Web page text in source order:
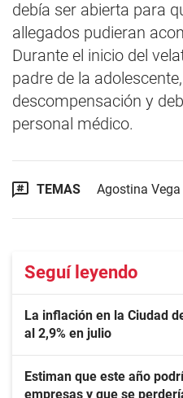
debía ser abierta para
allegados pudieran
Durante el inicio del
padre de la
descompensación y
personal médico.
TEMAS Agostina Vega
Seguí leyendo
La inflación en la Ciudad
al 2,9% en julio
Estiman que este año
empresas y que se